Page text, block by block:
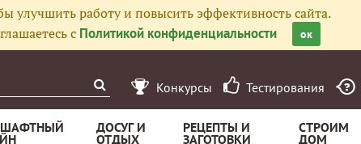
улучшить работу и повысить эффективность сайта.
с Политикой конфиденциальности ок
Конкурсы Тестирования
ДОСУГ И
ОТДЫХ
РЕЦЕПТЫ И
ЗАГОТОВКИ
СТРОИМ
ДОМ